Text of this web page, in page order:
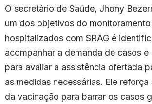
O secretário de Saúde, Jhony
um dos objetivos do
hospitalizados com SRAG é
acompanhar a demanda de casos e
para avaliar a assistência ofertada
as medidas necessárias. Ele
da vacinação para barrar os casos